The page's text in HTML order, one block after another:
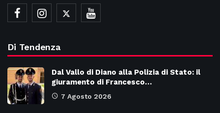
Di Tendenza
Dal Vallo di Diano alla Polizia di Stato: il
giuramento di Francesco…
7 Agosto 2026